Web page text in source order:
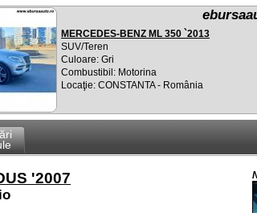
MERCEDES-BENZ ML 350 `2013
SUV/Teren
Culoare: Gri
Combustibil: Motorina
Locaţie: CONSTANTA - România
'2007